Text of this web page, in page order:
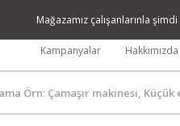
Mağazamız çalışanlarınla şimdi
Kampanyalar Hakkımızda